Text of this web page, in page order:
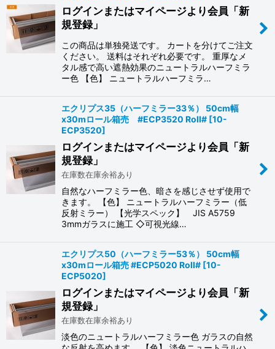
ログインまたはマイページより会員「新
規登録」
この商品は単独発送です。 カートを分けてご注文
ください。 送料はそれぞれ必要です。 重厚なメ
タル感で高い遮熱効果のニュートラルハーフミラ
ー色 【色】 ニュートラルハーフミラ…
エクリプス35（ハーフミラー33％） 50cm幅
x30mロール箱売 #ECP3520 Roll# [10-
ECP3520]
ログインまたはマイページより会員「新
規登録」
在庫数在庫余裕あり
自然なハーフミラー色、暗さを感じさせず使用で
きます。 【色】 ニュートラルハーフミラー（低
反射ミラー） 【光学スペック】 JIS A5759
3mmガラスに施工 ◇可視光線…
エクリプス50（ハーフミラー53％） 50cm幅
x30mロール箱売 #ECP5020 Roll# [10-
ECP5020]
ログインまたはマイページより会員「新
規登録」
在庫数在庫余裕あり
淡色のニュートラルハーフミラー色 ガラスの自然